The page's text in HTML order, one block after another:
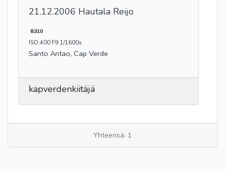
21.12.2006 Hautala Reijo
8310
ISO:400 F9 1/1600s
Santo Antao, Cap Verde
kapverdenkiitäjä
Yhteensä: 1